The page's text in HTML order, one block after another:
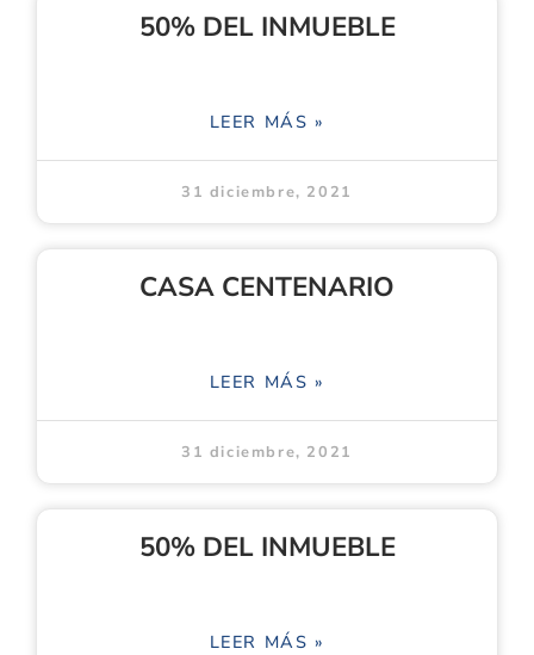
50% DEL INMUEBLE
LEER MÁS »
31 diciembre, 2021
CASA CENTENARIO
LEER MÁS »
31 diciembre, 2021
50% DEL INMUEBLE
LEER MÁS »